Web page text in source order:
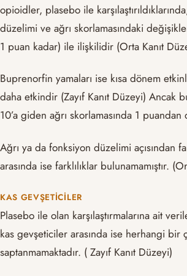
opioidler, plasebo ile
düzelimi ve ağrı skorlamasındaki
1 puan kadar) ile ilişkilidir (Orta Kanıt
Buprenorfin yamaları ise kısa dönem
daha etkindir (Zayıf Kanıt Düzeyi) Ancak
10’a giden ağrı skorlamasında 1 puandan
Ağrı ya da fonksiyon düzelimi açısından
arasında ise farklılıklar bulunamamıştır.
KAS GEVŞETICILER
Plasebo ile olan karşılaştırmalarına ait
kas gevşeticiler arasında ise herhangi bir
saptanmamaktadır. ( Zayıf Kanıt Düzeyi)